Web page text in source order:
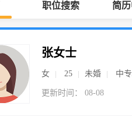
职位搜索 简
张女士
女 25 未婚 中
更新时间： 08-08